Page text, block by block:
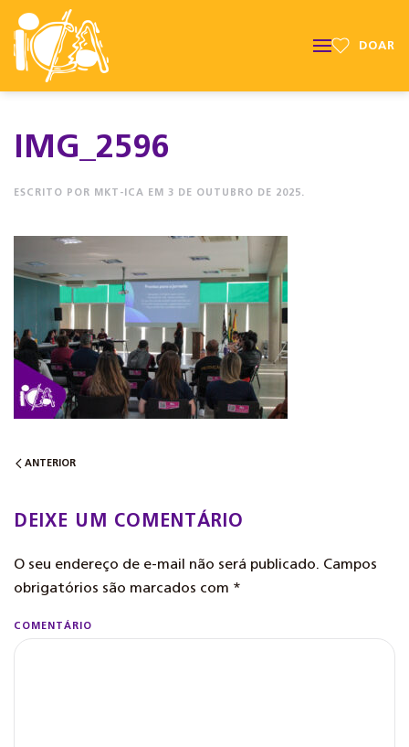
DOAR
IMG_2596
ESCRITO POR MKT-ICA EM 3 DE OUTUBRO DE 2025
ANTERIOR
DEIXE UM COMENTÁRIO
O seu endereço de e-mail não será publicado. Campos
obrigatórios são marcados com *
COMENTÁRIO